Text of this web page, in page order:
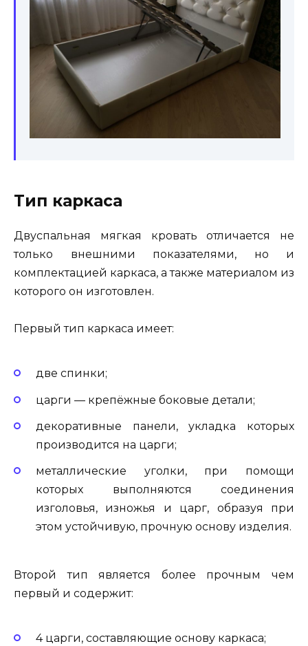
Тип каркаса
Двуспальная мягкая кровать отличается не
только внешними показателями, но и
комплектацией каркаса, а также материалом из
которого он изготовлен.
Первый тип каркаса имеет:
две спинки;
царги — крепёжные боковые детали;
декоративные панели, укладка которых
производится на царги;
металлические уголки, при помощи
которых выполняются соединения
изголовья, изножья и царг, образуя при
этом устойчивую, прочную основу изделия.
Второй тип является более прочным чем
первый и содержит:
4 царги, составляющие основу каркаса;